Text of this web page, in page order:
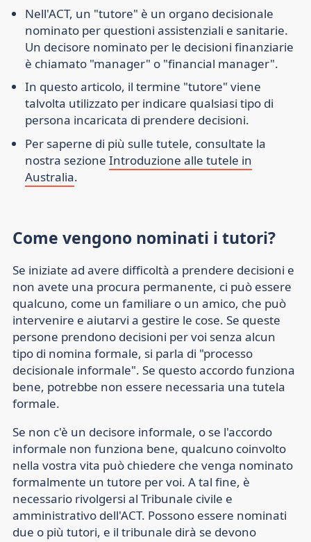
Nell'ACT, un "tutore" è un organo decisionale
nominato per questioni assistenziali e sanitarie.
Un decisore nominato per le decisioni finanziarie
è chiamato "manager" o "financial manager".
In questo articolo, il termine "tutore" viene
talvolta utilizzato per indicare qualsiasi tipo di
persona incaricata di prendere decisioni.
Per saperne di più sulle tutele, consultate la
nostra sezione Introduzione alle tutele in
Australia.
Come vengono nominati i tutori?
Se iniziate ad avere difficoltà a prendere decisioni e
non avete una procura permanente, ci può essere
qualcuno, come un familiare o un amico, che può
intervenire e aiutarvi a gestire le cose. Se queste
persone prendono decisioni per voi senza alcun
tipo di nomina formale, si parla di "processo
decisionale informale". Se questo accordo funziona
bene, potrebbe non essere necessaria una tutela
formale.
Se non c'è un decisore informale, o se l'accordo
informale non funziona bene, qualcuno coinvolto
nella vostra vita può chiedere che venga nominato
formalmente un tutore per voi. A tal fine, è
necessario rivolgersi al Tribunale civile e
amministrativo dell'ACT. Possono essere nominati
due o più tutori, e il tribunale dirà se devono